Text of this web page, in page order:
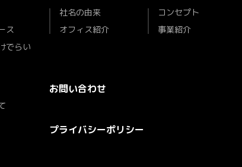
ス
でらい
社名の由来
オフィス紹介
コンセプト
事業紹介
お問い合わせ
プライバシーポリシー